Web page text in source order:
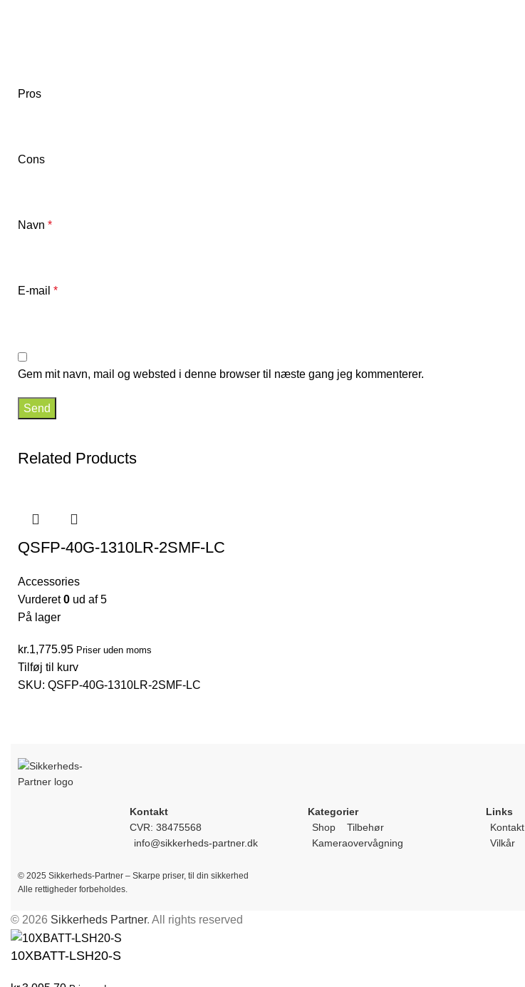
Pros
Cons
Navn *
E-mail *
Gem mit navn, mail og websted i denne browser til næste gang jeg kommenterer.
Related Products
QSFP-40G-1310LR-2SMF-LC
Accessories
Vurderet0 ud af 5
På lager
kr.1,775.95 Priser uden moms
Tilføj til kurv
SKU: QSFP-40G-1310LR-2SMF-LC
Kontakt
CVR: 38475568
info@sikkerheds-partner.dk
Kategorier
Shop
Tilbehør
Kameraovervågning
Links
Kontakt
Vilkår
© 2025 Sikkerheds-Partner – Skarpe priser, til din sikkerhed
Alle rettigheder forbeholdes.
© 2026 Sikkerheds Partner. All rights reserved
10XBATT-LSH20-S